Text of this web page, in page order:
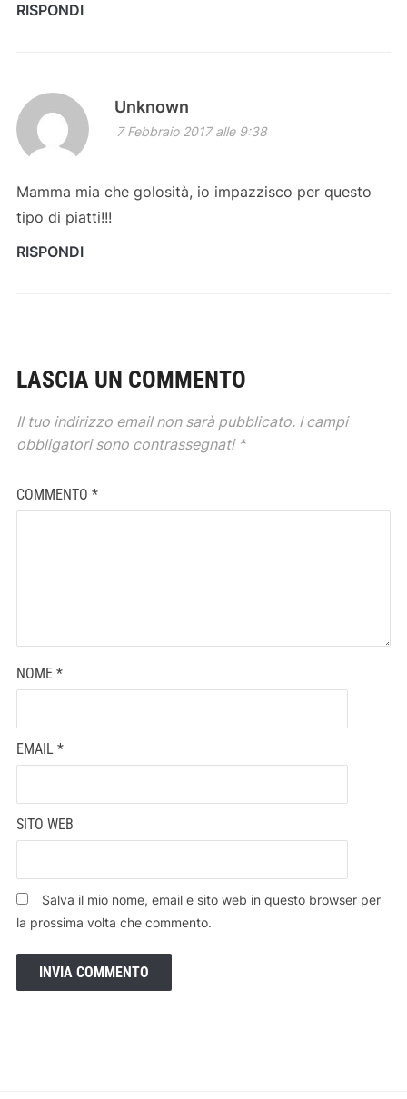
RISPONDI
Unknown
7 Febbraio 2017 alle 9:38
Mamma mia che golosità, io impazzisco per questo
tipo di piatti!!!
RISPONDI
LASCIA UN COMMENTO
Il tuo indirizzo email non sarà pubblicato. I campi
obbligatori sono contrassegnati *
COMMENTO *
NOME *
EMAIL *
SITO WEB
Salva il mio nome, email e sito web in questo browser per
la prossima volta che commento.